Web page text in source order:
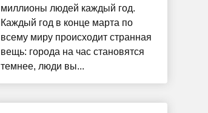
миллионы людей каждый год.
Каждый год в конце марта по
всему миру происходит странная
вещь: города на час становятся
темнее, люди вы...